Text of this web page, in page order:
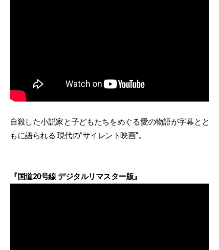
自殺した小説家と子どもたちをめぐる愛の物語が字幕とと
もに語られる 現代の”サイレント映画”。
『国道20号線 デジタルリマスター版』